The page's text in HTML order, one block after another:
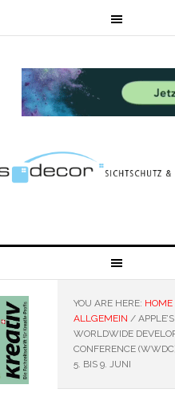
YOU ARE HERE: HOME
ALLGEMEIN /APPLE’S
WORLDWIDE
CONFERENCE
5. BIS 9. JUNI